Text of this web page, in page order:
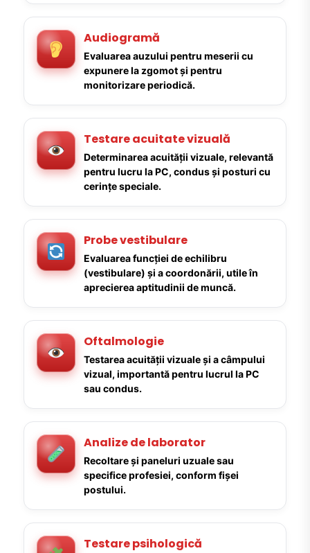
Audiogramă
Evaluarea auzului pentru meserii cu
expunere la zgomot și pentru
monitorizare periodică.
Testare acuitate vizuală
Determinarea acuității vizuale, relevantă
pentru lucru la PC, condus și posturi cu
cerințe speciale.
Probe vestibulare
Evaluarea funcției de echilibru
(vestibulare) și a coordonării, utile în
aprecierea aptitudinii de muncă.
Oftalmologie
Testarea acuității vizuale și a câmpului
vizual, importantă pentru lucrul la PC
sau condus.
Analize de laborator
Recoltare și paneluri uzuale sau
specifice profesiei, conform fișei
postului.
Testare psihologică